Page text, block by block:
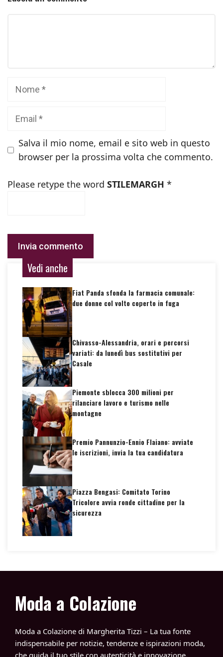
Salva il mio nome, email e sito web in questo
browser per la prossima volta che commento.
Please retype the word STILEMARGH *
Vedi anche
Fiat Panda sfonda la farmacia comunale:
due donne col volto coperto in fuga
Chivasso-Alessandria, orari e percorsi
variati: da lunedì bus sostitutivi per
Casale
Piemonte sblocca 300 milioni per
rilanciare lavoro e turismo nelle
montagne
Premio Pannunzio-Ennio Flaiano: avviate
le iscrizioni, invia la tua candidatura
Piazza Bengasi: Comitato Torino
Tricolore avvia ronde cittadine per la
sicurezza
Moda a Colazione
Moda a Colazione di Margherita Tizzi – La tua fonte
indispensabile per notizie, tendenze e ispirazioni moda,
che guida il tuo stile con autenticità e innovazione.